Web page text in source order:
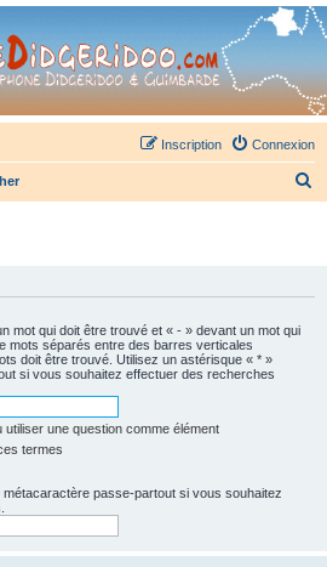
Didgeridoo - retrouvez la communauté.
Connexion
Inscription
e
mot qui doit être trouvé et « - » devant un mot qui
mots séparés entre des barres verticales
doit être trouvé. Utilisez un astérisque « * »
si vous souhaitez effectuer des recherches
une question comme élément
termes
passe-partout si vous souhaitez